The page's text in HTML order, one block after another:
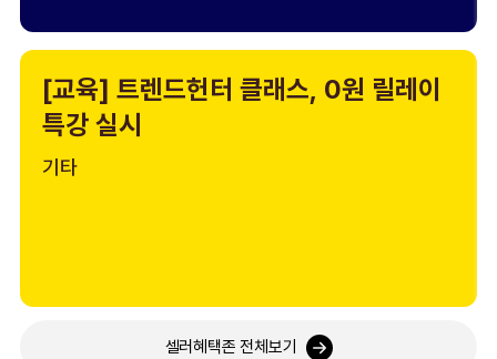
[교육] 트렌드헌터 클래스, 0원 릴레이
특강 실시
기타
셀러혜택존 전체보기